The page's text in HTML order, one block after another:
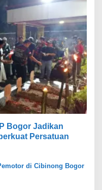
Bogor Jadikan
Persatuan
di Cibinong Bogor